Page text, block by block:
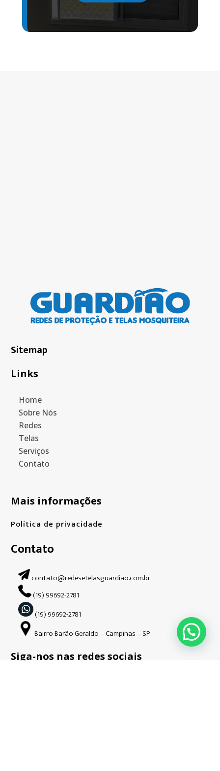
Sitemap
Links
Home
Sobre Nós
Redes
Telas
Serviços
Contato
Mais informações
Política de privacidade
Contato
contato@redesetelasguardiao.com.br
(19) 99692-2781
(19) 99692-2781
Bairro Barão Geraldo – Campinas – SP.
Siga-nos nas redes sociais